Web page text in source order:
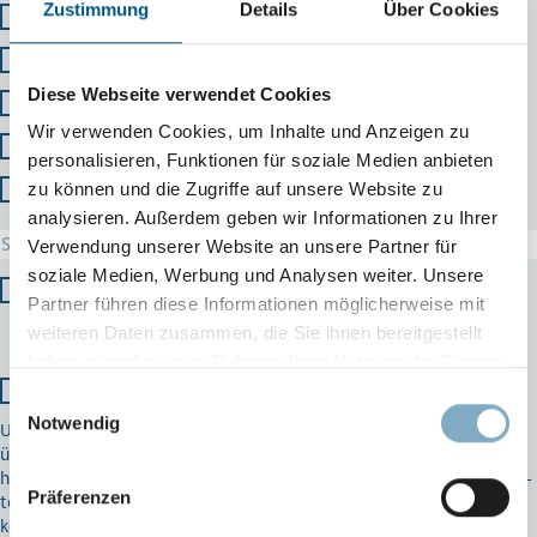
Zustimmung Details Über Cookies
Diese Webseite verwendet Cookies
Wir verwenden Cookies, um Inhalte und Anzeigen zu
personalisieren, Funktionen für soziale Medien anbieten
zu können und die Zugriffe auf unsere Website zu
analysieren. Außerdem geben wir Informationen zu Ihrer
Verwendung unserer Website an unsere Partner für
soziale Medien, Werbung und Analysen weiter. Unsere
Partner führen diese Informationen möglicherweise mit
weiteren Daten zusammen, die Sie ihnen bereitgestellt
Impressum
Einwilligungsauswahl
Notwendig
Präferenzen
Google
Website
Sonstiges
Ich möchte einen Zugang zum PRODINGER Verpackung
Kundenportal beantragen. Ich bin damit einverstanden, dass
meine Daten zu diesem Zweck verwendet werden dürfen.
Unser kostenloser Newsletter informiert Sie regelmäßig per E-Mail
über Produkt­neu­heiten, Sonderaktionen und Veran­stal­tungen. Ihre
hier eingegebenen Daten werden lediglich zu Zwecken des News­let­
ter­ver­sands verarbeitet und nicht an Dritte weitergegeben. Sie
können sich jederzeit aus dem Newsletter heraus abmelden oder